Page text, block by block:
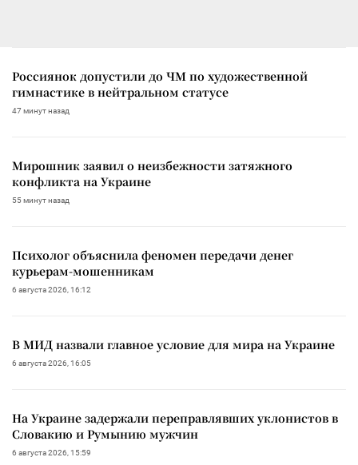
Россиянок допустили до ЧМ по художественной
гимнастике в нейтральном статусе
47 минут назад
Мирошник заявил о неизбежности затяжного
конфликта на Украине
55 минут назад
Психолог объяснила феномен передачи денег
курьерам-мошенникам
6 августа 2026, 16:12
В МИД назвали главное условие для мира на Украине
6 августа 2026, 16:05
На Украине задержали переправлявших уклонистов в
Словакию и Румынию мужчин
6 августа 2026, 15:59